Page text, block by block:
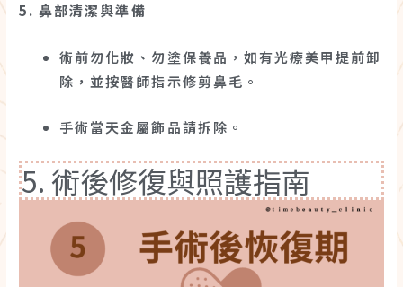
5. 鼻部清潔與準備
術前勿化妝、勿塗保養品，如有光療美甲提前卸
除，並按醫師指示修剪鼻毛。
手術當天金屬飾品請拆除。
5. 術後修復與照護指南